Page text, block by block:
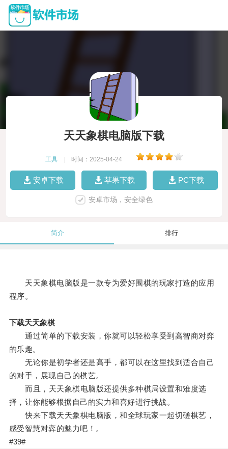
天天象棋电脑版下载
工具 时间：2025-04-24
安卓下载 苹果下载 PC下载
安卓市场，安全绿色
简介 排行
天天象棋电脑版是一款专为爱好围棋的玩家打造的应用
程序。
下载天天象棋
通过简单的下载安装，你就可以轻松享受到高智商对弈
的乐趣。
无论你是初学者还是高手，都可以在这里找到适合自己
的对手，展现自己的棋艺。
而且，天天象棋电脑版还提供多种棋局设置和难度选
择，让你能够根据自己的实力和喜好进行挑战。
快来下载天天象棋电脑版，和全球玩家一起切磋棋艺，
感受智慧对弈的魅力吧！。
#39#